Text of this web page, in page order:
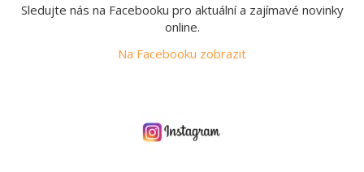
Sledujte nás na Facebooku pro aktuální a zajímavé novinky
online.
Na Facebooku zobrazit